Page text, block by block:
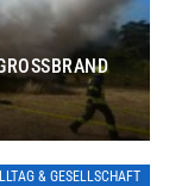
B
& GESELLSCHAFT